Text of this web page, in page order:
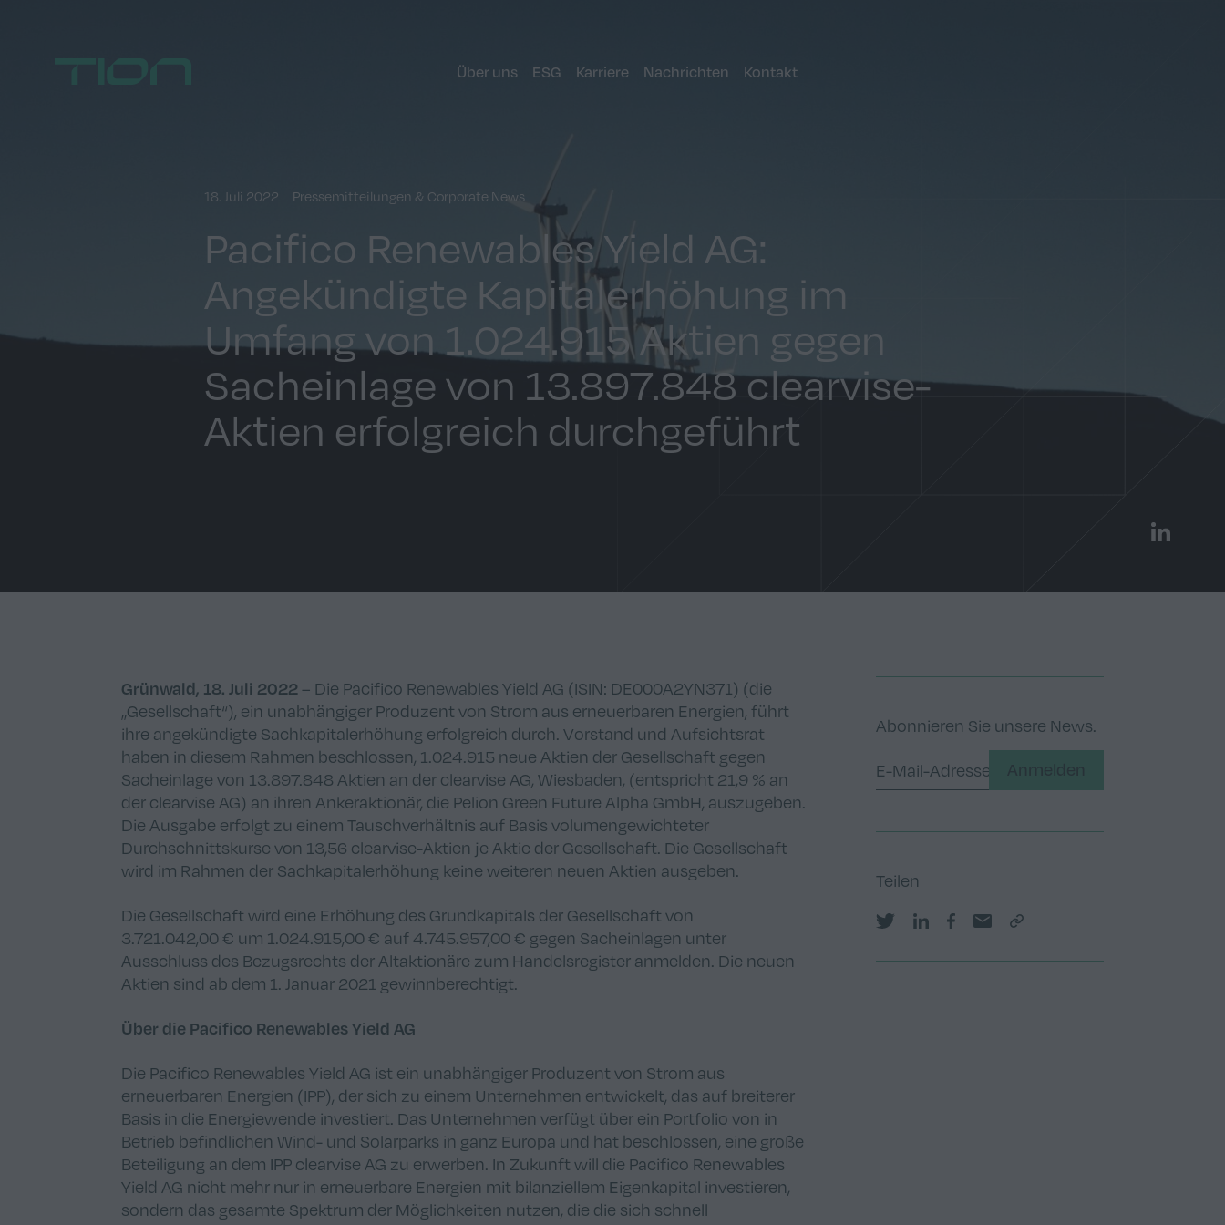
Über uns ESG Karriere Nachrichten Kontakt
18. Juli 2022 Pressemitteilungen & Corporate News
Pacifico Renewables Yield AG:
Angekündigte Kapitalerhöhung im
Umfang von 1.024.915 Aktien gegen
Sacheinlage von 13.897.848 clearvise-
Aktien erfolgreich durchgeführt
LinkedIn
Grünwald, 18. Juli 2022– Die Pacifico Renewables Yield AG (ISIN: DE000A2YN371) (die
„Gesellschaft“), ein unabhängiger Produzent von Strom aus erneuerbaren Energien, führt
ihre angekündigte Sachkapitalerhöhung erfolgreich durch. Vorstand und Aufsichtsrat
haben in diesem Rahmen beschlossen, 1.024.915 neue Aktien der Gesellschaft gegen
Sacheinlage von 13.897.848 Aktien an der clearvise AG, Wiesbaden, (entspricht 21,9 % an
der clearvise AG) an ihren Ankeraktionär, die Pelion Green Future Alpha GmbH, auszugeben.
Die Ausgabe erfolgt zu einem Tauschverhältnis auf Basis volumengewichteter
Durchschnittskurse von 13,56 clearvise-Aktien je Aktie der Gesellschaft. Die Gesellschaft
wird im Rahmen der Sachkapitalerhöhung keine weiteren neuen Aktien ausgeben.
Die Gesellschaft wird eine Erhöhung des Grundkapitals der Gesellschaft von
3.721.042,00 € um 1.024.915,00 € auf 4.745.957,00 € gegen Sacheinlagen unter
Ausschluss des Bezugsrechts der Altaktionäre zum Handelsregister anmelden. Die neuen
Aktien sind ab dem 1. Januar 2021 gewinnberechtigt.
Über die Pacifico Renewables Yield AG
Die Pacifico Renewables Yield AG ist ein unabhängiger Produzent von Strom aus
erneuerbaren Energien (IPP), der sich zu einem Unternehmen entwickelt, das auf breiterer
Basis in die Energiewende investiert. Das Unternehmen verfügt über ein Portfolio von in
Betrieb befindlichen Wind- und Solarparks in ganz Europa und hat beschlossen, eine große
Beteiligung an dem IPP clearvise AG zu erwerben. In Zukunft will die Pacifico Renewables
Yield AG nicht mehr nur in erneuerbare Energien mit bilanziellem Eigenkapital investieren,
sondern das gesamte Spektrum der Möglichkeiten nutzen, die die sich schnell
Abonnieren Sie unsere News.
Teilen
Share on Twitter
Share on LinkedIn
Share on Facebook
Share by email
Copy Link